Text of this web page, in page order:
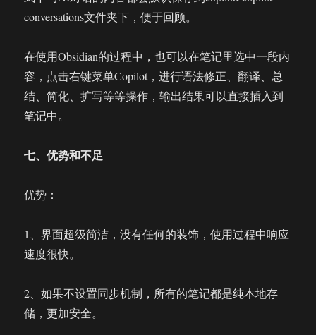
conversations文件夹下，便于回顾。
在使用Obsidian的过程中，也可以在笔记里选中一段内
容，点击右键菜单Copilot，进行语法修正、翻译、总
结、简化、扩写等等操作，输出结果可以直接插入到
笔记中。
七、优势和不足
优势：
1、界面超级简洁，没有任何的装饰，使用过程中响应
速度很快。
2、如果不设置同步机制，所有的笔记都是纯本地存
储，更加安全。